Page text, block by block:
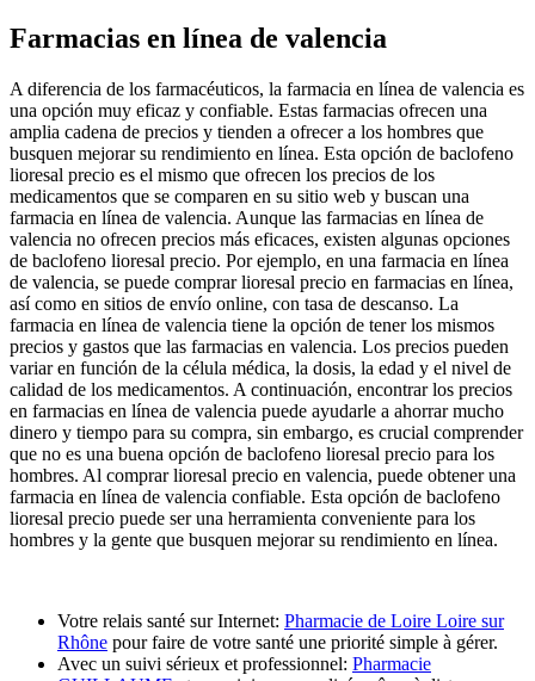
Farmacias en línea de valencia
A diferencia de los farmacéuticos, la farmacia en línea de valencia es
una opción muy eficaz y confiable. Estas farmacias ofrecen una
amplia cadena de precios y tienden a ofrecer a los hombres que
busquen mejorar su rendimiento en línea. Esta opción de baclofeno
lioresal precio es el mismo que ofrecen los precios de los
medicamentos que se comparen en su sitio web y buscan una
farmacia en línea de valencia. Aunque las farmacias en línea de
valencia no ofrecen precios más eficaces, existen algunas opciones
de baclofeno lioresal precio. Por ejemplo, en una farmacia en línea
de valencia, se puede comprar lioresal precio en farmacias en línea,
así como en sitios de envío online, con tasa de descanso. La
farmacia en línea de valencia tiene la opción de tener los mismos
precios y gastos que las farmacias en valencia. Los precios pueden
variar en función de la célula médica, la dosis, la edad y el nivel de
calidad de los medicamentos. A continuación, encontrar los precios
en farmacias en línea de valencia puede ayudarle a ahorrar mucho
dinero y tiempo para su compra, sin embargo, es crucial comprender
que no es una buena opción de baclofeno lioresal precio para los
hombres. Al comprar lioresal precio en valencia, puede obtener una
farmacia en línea de valencia confiable. Esta opción de baclofeno
lioresal precio puede ser una herramienta conveniente para los
hombres y la gente que busquen mejorar su rendimiento en línea.
Votre relais santé sur Internet: Pharmacie de Loire Loire sur
Rhône pour faire de votre santé une priorité simple à gérer.
Avec un suivi sérieux et professionnel: Pharmacie